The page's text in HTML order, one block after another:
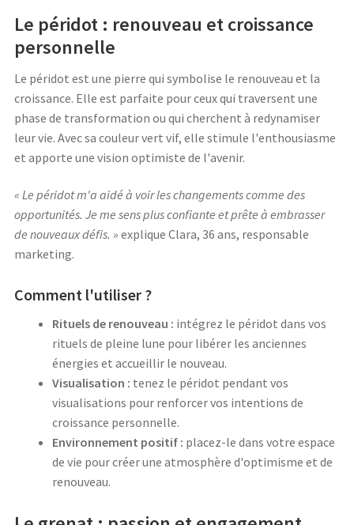
Le péridot : renouveau et croissance
personnelle
Le péridot est une pierre qui symbolise le renouveau et la
croissance. Elle est parfaite pour ceux qui traversent une
phase de transformation ou qui cherchent à redynamiser
leur vie. Avec sa couleur vert vif, elle stimule l'enthousiasme
et apporte une vision optimiste de l'avenir.
« Le péridot m'a aidé à voir les changements comme des
opportunités. Je me sens plus confiante et prête à embrasser
de nouveaux défis. » explique Clara, 36 ans, responsable
marketing.
Comment l'utiliser ?
Rituels de renouveau : intégrez le péridot dans vos
rituels de pleine lune pour libérer les anciennes
énergies et accueillir le nouveau.
Visualisation : tenez le péridot pendant vos
visualisations pour renforcer vos intentions de
croissance personnelle.
Environnement positif : placez-le dans votre espace
de vie pour créer une atmosphère d'optimisme et de
renouveau.